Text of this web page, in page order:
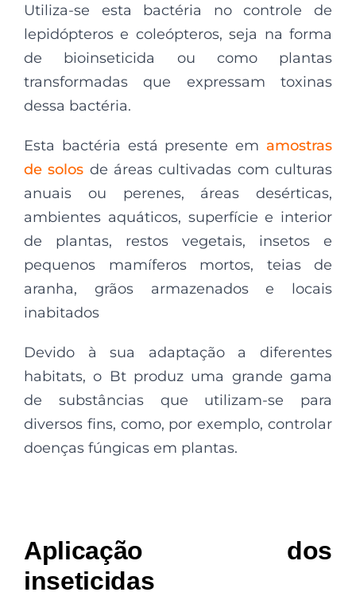
Utiliza-se esta bactéria no controle de
lepidópteros e coleópteros, seja na forma
de bioinseticida ou como plantas
transformadas que expressam toxinas
dessa bactéria.
Esta bactéria está presente em amostras
de solos de áreas cultivadas com culturas
anuais ou perenes, áreas desérticas,
ambientes aquáticos, superfície e interior
de plantas, restos vegetais, insetos e
pequenos mamíferos mortos, teias de
aranha, grãos armazenados e locais
inabitados
Devido à sua adaptação a diferentes
habitats, o Bt produz uma grande gama
de substâncias que utilizam-se para
diversos fins, como, por exemplo, controlar
doenças fúngicas em plantas.
Aplicação dos
inseticidas